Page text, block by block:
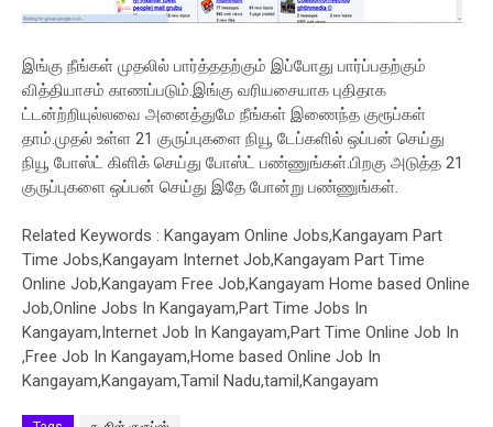
இங்கு நீங்கள் முதலில் பார்த்ததற்கும் இப்போது பார்ப்பதற்கும்
வித்தியாசம் காணப்படும்.இங்கு வரியசையாக புதிதாக
ட்டன்ற்றியுல்லவை அனைத்துமே நீங்கள் இணைந்த குரூப்கள்
தாம்.முதல் உள்ள 21 குருப்புகளை நியூ டேப்களில் ஒப்பன் செய்து
நியூ போஸ்ட் கிளிக் செய்து போஸ்ட் பண்ணுங்கள்.பிறகு அடுத்த 21
குருப்புகளை ஒப்பன் செய்து இதே போன்று பண்ணுங்கள்.
Related Keywords : Kangayam Online Jobs,Kangayam Part
Time Jobs,Kangayam Internet Job,Kangayam Part Time
Online Job,Kangayam Free Job,Kangayam Home based Online
Job,Online Jobs In Kangayam,Part Time Jobs In
Kangayam,Internet Job In Kangayam,Part Time Online Job In
,Free Job In Kangayam,Home based Online Job In
Kangayam,Kangayam,Tamil Nadu,tamil,Kangayam